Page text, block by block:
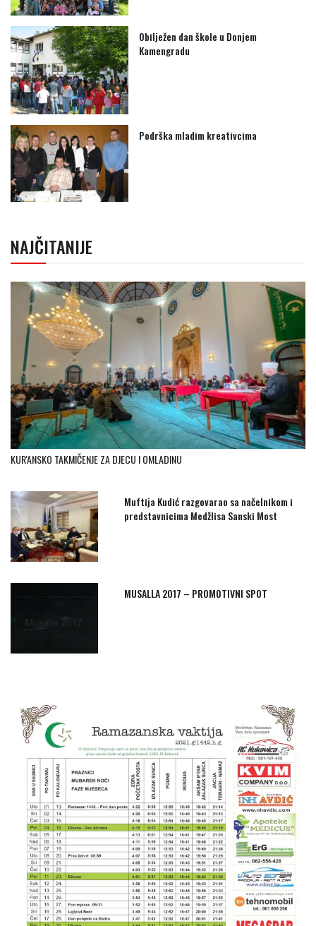
Obilježen dan škole u Donjem
Kamengradu
Podrška mladim kreativcima
NAJČITANIJE
KUR'ANSKO TAKMIČENJE ZA DJECU I OMLADINU
Muftija Kudić razgovarao sa načelnikom i
predstavnicima Medžlisa Sanski Most
MUSALLA 2017 – PROMOTIVNI SPOT